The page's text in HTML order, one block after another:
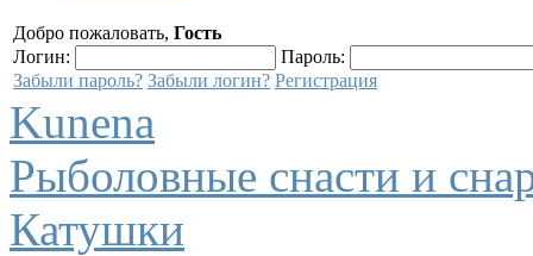
Добро пожаловать, Гость
Логин:
Пароль:
Забыли пароль? Забыли логин? Регистрация
Kunena
Рыболовные снасти и
Катушки